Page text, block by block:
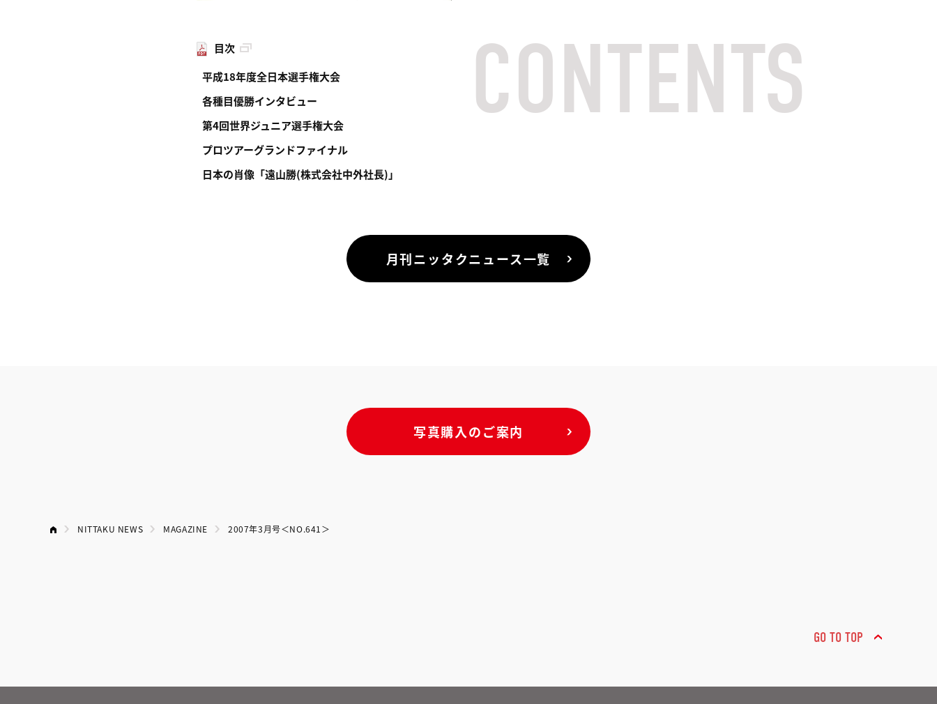
目次
平成18年度全日本選手権大会
各種目優勝インタビュー
第4回世界ジュニア選手権大会
プロツアーグランドファイナル
日本の肖像「遠山勝(株式会社中外社長)」
月刊ニッタクニュース一覧
写真購入のご案内
NITTAKU NEWS MAGAZINE 2007年3月号＜NO.641＞
GO TO TOP